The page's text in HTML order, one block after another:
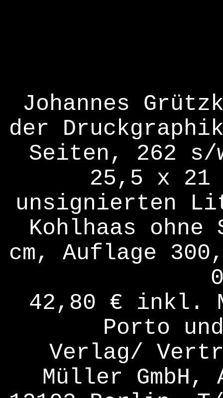
Johannes
der
Seiten, 262 s/
25,5 x
unsignierten
Kohlhaas
cm, Auflage
42,80 € inkl.
Porto
Verlag/
Müller